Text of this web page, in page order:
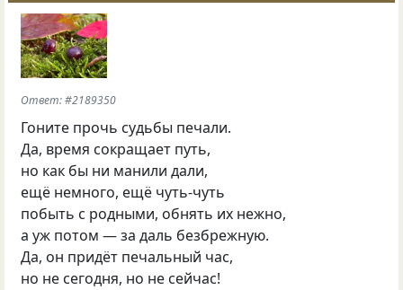
Ответ: #2189350
Гоните прочь судьбы печали.
Да, время сокращает путь,
но как бы ни манили дали,
ещё немного, ещё чуть-чуть
побыть с родными, обнять их нежно,
а уж потом — за даль безбрежную.
Да, он придёт печальный час,
но не сегодня, но не сейчас!